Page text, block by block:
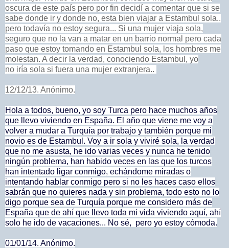
oscura de este país pero por fin decidí a comentar que si se
sabe donde ir y donde no, esta bien viajar a Estambul sola..
pero todavía no estoy segura... Si una mujer viaja sola,
seguro que no la van a matar en un barrio normal pero cada
paso que estoy tomando en Estambul sola, los hombres me
molestan. A decir la verdad, conociendo Estambul, yo
no iría sola si fuera una mujer extranjera..
12/12/13. Anónimo.
Hola a todos, bueno, yo soy Turca pero hace muchos años
que llevo viviendo en España. El año que viene me voy a
volver a mudar a Turquía por trabajo y también porque mi
novio es de Estambul. Voy a ir sola y viviré sola, la verdad
que no me asusta, he ido varias veces y nunca he tenido
ningún problema, han habido veces en las que los turcos
han intentado ligar conmigo, echándome miradas o
intentando hablar conmigo pero si no les haces caso ellos
sabrán que no quieres nada y sin problema, todo esto no lo
digo porque sea de Turquía porque me considero más de
España que de ahí que llevo toda mi vida viviendo aquí, ahí
solo he ido de vacaciones... No sé, pero yo estoy cómoda.
01/01/14. Anónimo.